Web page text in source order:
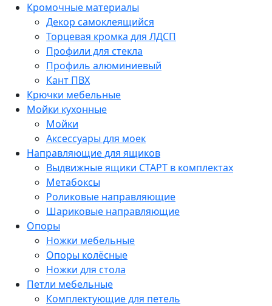
Кромочные материалы
Декор самоклеящийся
Торцевая кромка для ЛДСП
Профили для стекла
Профиль алюминиевый
Кант ПВХ
Крючки мебельные
Мойки кухонные
Мойки
Аксессуары для моек
Направляющие для ящиков
Выдвижные ящики СТАРТ в комплектах
Метабоксы
Роликовые направляющие
Шариковые направляющие
Опоры
Ножки мебельные
Опоры колёсные
Ножки для стола
Петли мебельные
Комплектующие для петель